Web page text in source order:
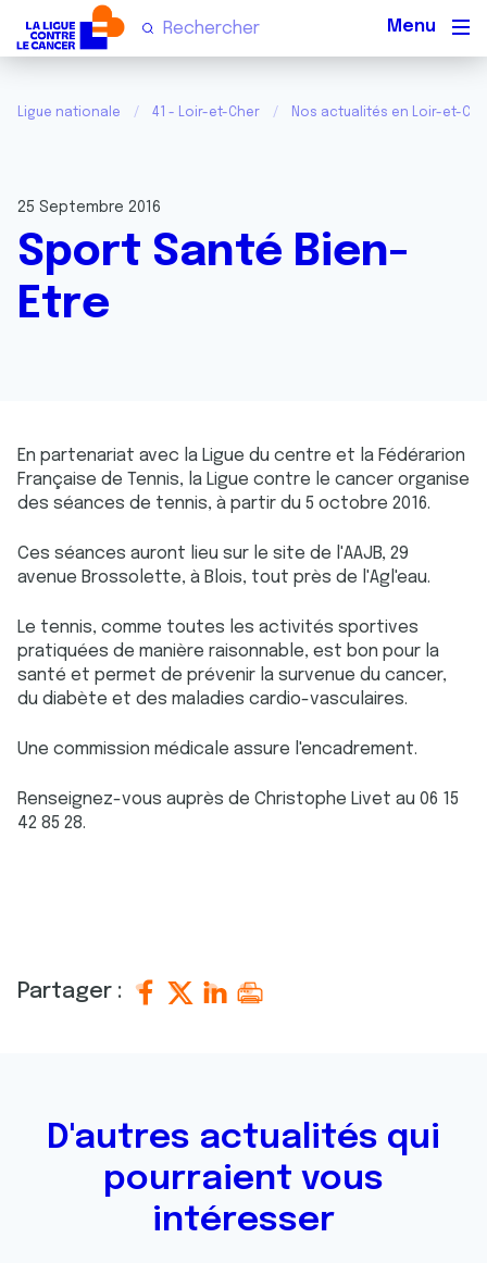
Ligue nationale 41 - Loir-et-Cher Nos actualités en Loir-et-
25 Septembre 2016
Sport Santé Bien-
Etre
En partenariat avec la Ligue du centre et la Fédérarion
Française de Tennis, la Ligue contre le cancer organise
des séances de tennis, à partir du 5 octobre 2016.
Ces séances auront lieu sur le site de l'AAJB, 29
avenue Brossolette, à Blois, tout près de l'Agl'eau.
Le tennis, comme toutes les activités sportives
pratiquées de manière raisonnable, est bon pour la
santé et permet de prévenir la survenue du cancer,
du diabète et des maladies cardio-vasculaires.
Une commission médicale assure l'encadrement.
Renseignez-vous auprès de Christophe Livet au 06 15
42 85 28.
Partager :
D'autres actualités qui
pourraient vous
intéresser